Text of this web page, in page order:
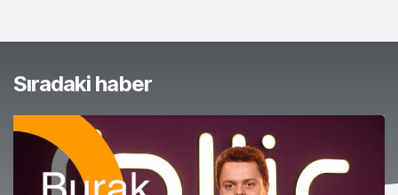
Sıradaki haber